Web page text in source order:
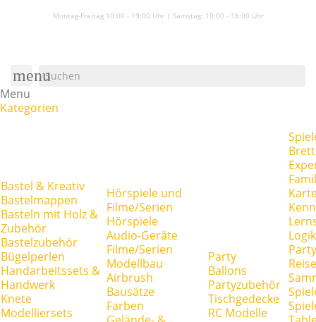
Montag-Freitag 10:00 - 19:00 Uhr | Samstag: 10:00 - 18:00 Uhr
menu
Menu
Kategorien
Bastel & Kreativ
Bastelmappen
Basteln mit Holz &
Zubehör
Bastelzubehör
Bügelperlen
Handarbeitssets &
Handwerk
Knete
Modelliersets
Hörspiele und
Filme/Serien
Hörspiele
Audio-Geräte
Filme/Serien
Modellbau
Airbrush
Bausätze
Farben
Party
Ballons
Partyzubehör
Tischgedecke
RC Modelle